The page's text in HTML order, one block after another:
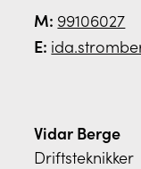
M: 99106027
E:
Vidar Berge
Driftsteknikker